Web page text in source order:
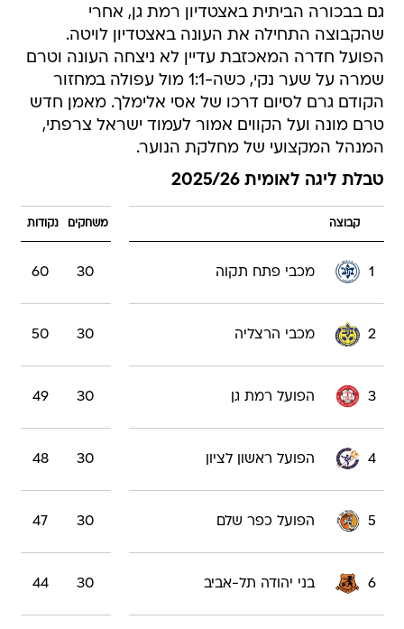
גם בבכורה הביתית באצטדיון רמת גן, אחרי
שהקבוצה התחילה את העונה באצטדיון לויטה.
הפועל חדרה המאכזבת עדיין לא ניצחה העונה וטרם
שמרה על שער נקי, כשה-1:1 מול עפולה במחזור
הקודם גרם לסיום דרכו של אסי אלימלך. מאמן חדש
טרם מונה ועל הקווים אמור לעמוד ישראל צרפתי,
המנהל המקצועי של מחלקת הנוער.
טבלת ליגה לאומית 2025/26
קבוצה משחקים נקודות
1 מכבי פתח תקוה 30
60
2 מכבי הרצליה 30
50
3 הפועל רמת גן 30
49
4 הפועל ראשון לציון 30
48
5 הפועל כפר שלם 30
47
6 בני יהודה תל-אביב 30
44